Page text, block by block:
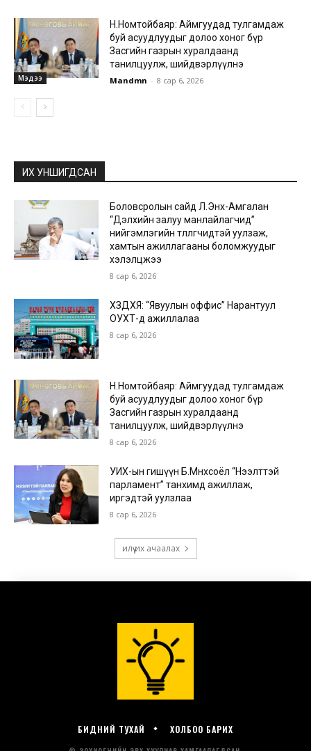
БИДНИЙ ТУХАЙ ХОЛБОО БАРИХ